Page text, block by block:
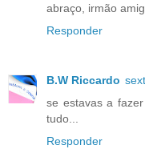
abraço, irmão
Responder
B.W Riccardo
se estavas a
tudo...
Responder